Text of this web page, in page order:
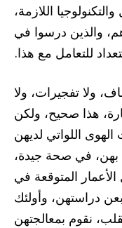
اللازمة،
والذين درسوا في
للتعامل مع هذا.
ولا تفجيرات، ولا
هذا صحيح، ولكن
اللواتي لديهن
بهن، في صحة جيدة،
هو معدّل الأعمار المتوقعة في
دراستهن، وأولئك
نقوم بمعالجتهن